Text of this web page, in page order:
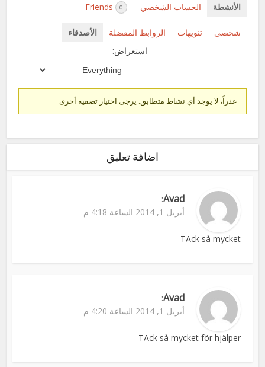
الأنشطة الحساب الشخصي Friends 0
شخصى تنويهات الروابط المفضلة
الأصدقاء
استعراض:
عذراً، لا يوجد أي نشاط متطابق. يرجى اختيار تصفية أخرى
اضافة تعليق
Avad
:
أبريل 1, 2014 الساعة 4:18 م
TAck så mycket
Avad
:
أبريل 1, 2014 الساعة 4:20 م
TAck så mycket för hjälper